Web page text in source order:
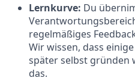
Lernkurve: Du
regelmäßiges
Wir wissen, dass
später selbst gründen
das.